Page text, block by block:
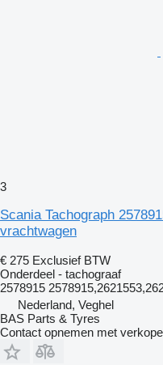
3
Scania Tachograph
vrachtwagen
€ 275 Exclusief BTW
Onderdeel - tachograaf
2578915
Nederland, Veghel
BAS Parts & Tyres
Contact opnemen met